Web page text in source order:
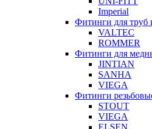
Imperial
Фитинги для труб
VALTEC
ROMMER
Фитинги для
JINTIAN
SANHA
VIEGA
Фитинги
STOUT
VIEGA
ELSEN